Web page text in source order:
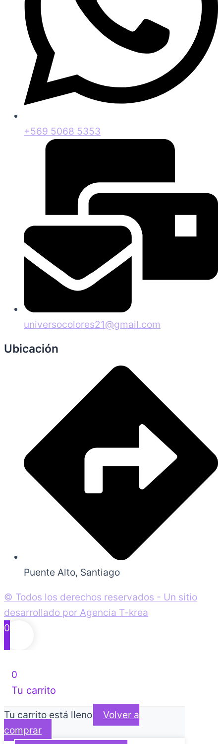
+569 5068 5353
universocolores21@gmail.com
Ubicación
Puente Alto, Santiago
© Todos los derechos reservados - Un sitio
desarrollado por Agencia T-krea
0
0
Tu carrito
Tu carrito está lleno
Volver a
comprar